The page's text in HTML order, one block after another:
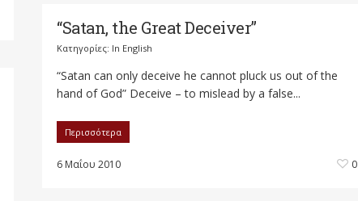
“Satan, the Great Deceiver”
Κατηγορίες: In English
“Satan can only deceive he cannot pluck us out of the
hand of God” Deceive – to mislead by a false...
Περισσότερα
6 Μαΐου 2010 0